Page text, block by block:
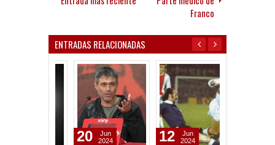
Franco
ENTRADAS RELACIONADAS
20
Jun
2024
Jun
2024